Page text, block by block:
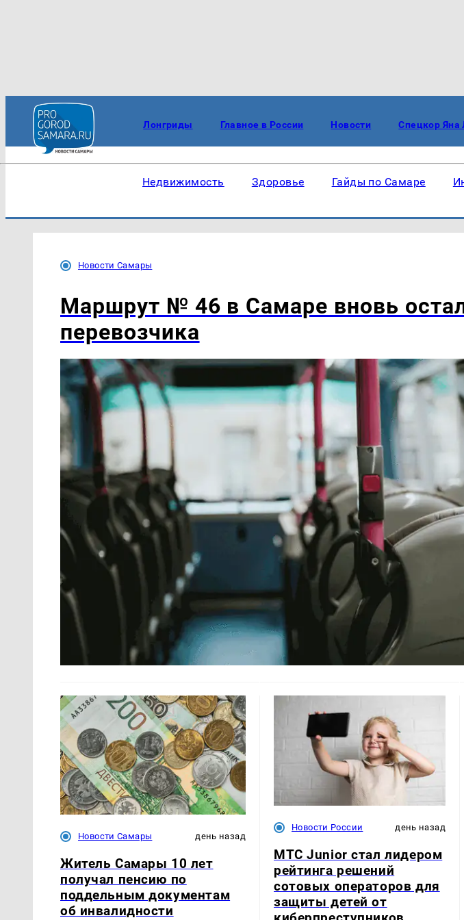
Лонгриды Главное в России Новости Спецкор Яна
Недвижимость Здоровье Гайды по Самаре
Новости Самары
Маршрут № 46 в Самаре вновь
перевозчика
Новости Самары день назад
Житель Самары 10 лет
получал пенсию по
поддельным документам
об инвалидности
Новости России день назад
МТС Junior стал лидером
рейтинга решений
сотовых операторов для
защиты детей от